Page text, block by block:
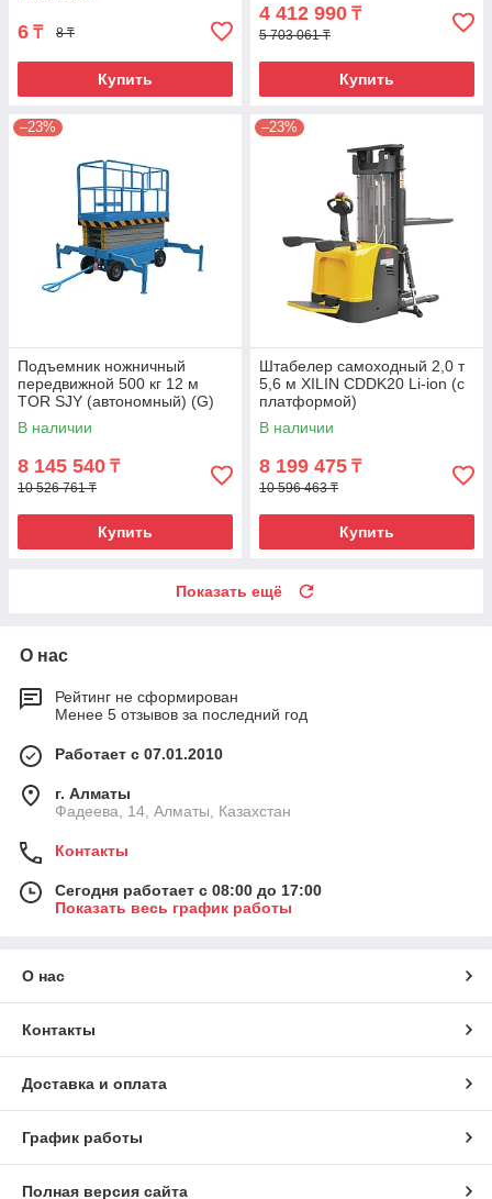
6 ₸ 8 ₸
Купить
4 412 990 ₸
5 703 061 ₸
Купить
–23%
Подъемник ножничный
передвижной 500 кг 12 м
TOR SJY (автономный) (G)
В наличии
8 145 540 ₸
10 526 761 ₸
Купить
–23%
Штабелер самоходный 2,0 т
5,6 м XILIN CDDK20 Li-ion (с
платформой)
В наличии
8 199 475 ₸
10 596 463 ₸
Купить
Показать ещё
О нас
Рейтинг не сформирован
Менее 5 отзывов за последний год
Работает с 07.01.2010
г. Алматы
Фадеева, 14, Алматы, Казахстан
Контакты
Сегодня работает с 08:00 до 17:00
Показать весь график работы
О нас
Контакты
Доставка и оплата
График работы
Полная версия сайта